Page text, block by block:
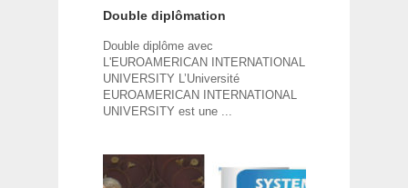
Double diplômation
Double diplôme avec
L'EUROAMERICAN INTERNATIONAL
UNIVERSITY L’Université
EUROAMERICAN INTERNATIONAL
UNIVERSITY est une ...